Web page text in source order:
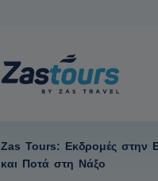
Zas Tours: Εκδρομές στην
και Ποτά στη Νάξο